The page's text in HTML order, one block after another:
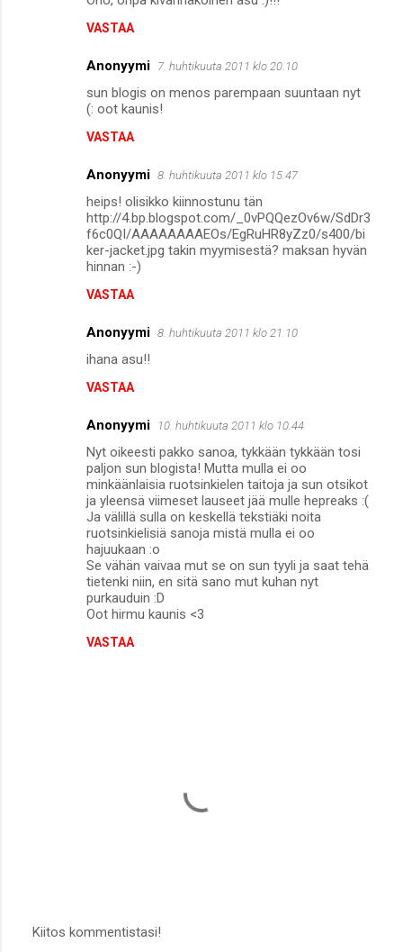
VASTAA
Anonyymi 7. huhtikuuta 2011 klo 20.10
sun blogis on menos parempaan suuntaan nyt
(: oot kaunis!
VASTAA
Anonyymi 8. huhtikuuta 2011 klo 15.47
heips! olisikko kiinnostunu tän
http://4.bp.blogspot.com/_0vPQQezOv6w/SdDr3
f6c0QI/AAAAAAAAEOs/EgRuHR8yZz0/s400/bi
ker-jacket.jpg takin myymisestä? maksan hyvän
hinnan :-)
VASTAA
Anonyymi 8. huhtikuuta 2011 klo 21.10
ihana asu!!
VASTAA
Anonyymi 10. huhtikuuta 2011 klo 10.44
Nyt oikeesti pakko sanoa, tykkään tykkään tosi
paljon sun blogista! Mutta mulla ei oo
minkäänlaisia ruotsinkielen taitoja ja sun otsikot
ja yleensä viimeset lauseet jää mulle hepreaks :(
Ja välillä sulla on keskellä tekstiäki noita
ruotsinkielisiä sanoja mistä mulla ei oo
hajuukaan :o
Se vähän vaivaa mut se on sun tyyli ja saat tehä
tietenki niin, en sitä sano mut kuhan nyt
purkauduin :D
Oot hirmu kaunis <3
VASTAA
Kiitos kommentistasi!